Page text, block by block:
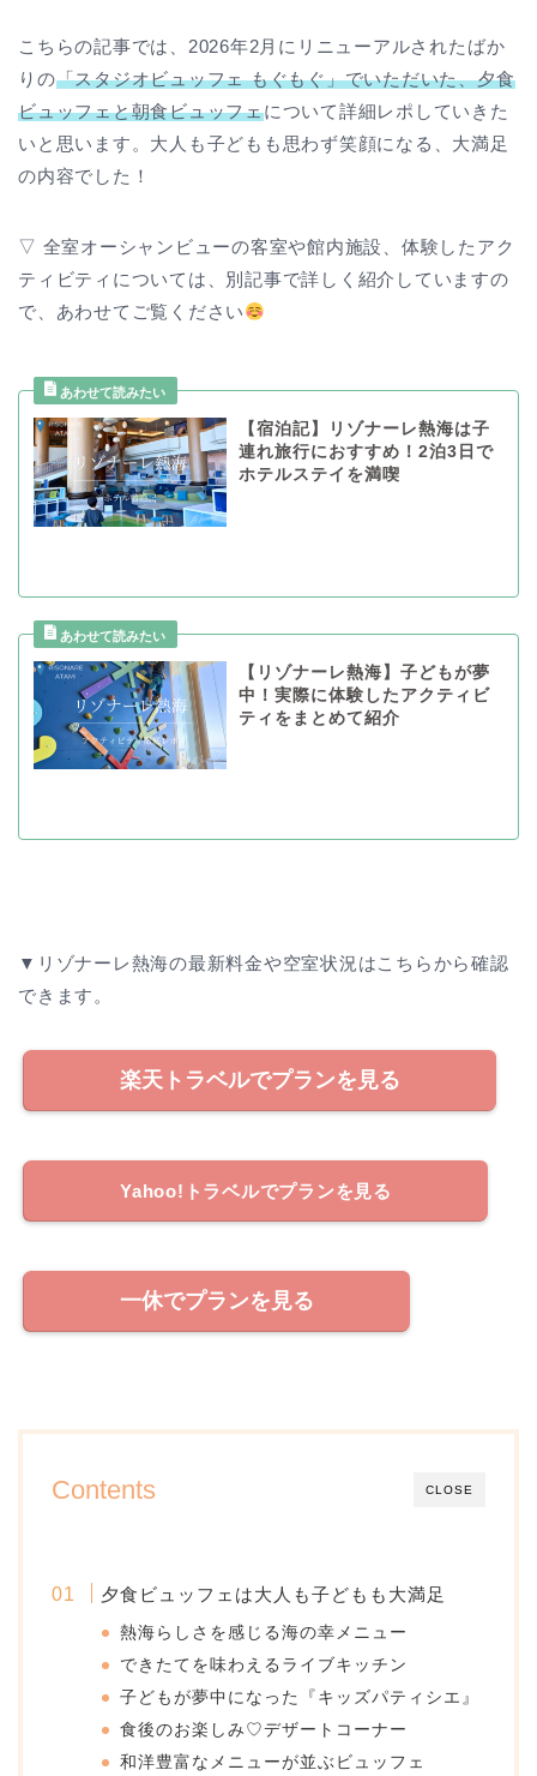
こちらの記事では、2026年2月にリニューアルされたばか
りの「スタジオビュッフェ もぐもぐ」でいただいた、夕食
ビュッフェと朝食ビュッフェについて詳細レポしていきた
いと思います。大人も子どもも思わず笑顔になる、大満足
の内容でした！
▽ 全室オーシャンビューの客室や館内施設、体験したアク
ティビティについては、別記事で詳しく紹介していますの
で、あわせてご覧ください
【宿泊記】リゾナーレ熱海は子
連れ旅行におすすめ！2泊3日で
ホテルステイを満喫
【リゾナーレ熱海】子どもが夢
中！実際に体験したアクティビ
ティをまとめて紹介
▼リゾナーレ熱海の最新料金や空室状況はこちらから確認
できます。
楽天トラベルでプランを見る
Yahoo!トラベルでプランを見る
一休でプランを見る
CLOSE
Contents
夕食ビュッフェは大人も子どもも大満足
熱海らしさを感じる海の幸メニュー
できたてを味わえるライブキッチン
子どもが夢中になった『キッズパティシエ』
食後のお楽しみ♡デザートコーナー
和洋豊富なメニューが並ぶビュッフェ